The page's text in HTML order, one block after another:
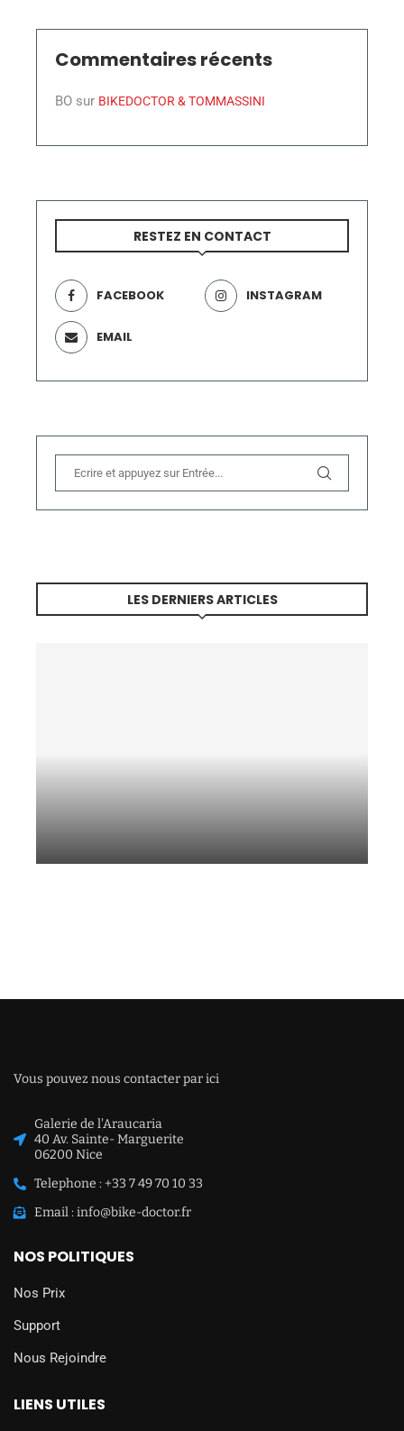
Commentaires récents
BO sur BIKEDOCTOR & TOMMASSINI
RESTEZ EN CONTACT
FACEBOOK INSTAGRAM
EMAIL
LES DERNIERS ARTICLES
Vous pouvez nous contacter par ici
Galerie de l'Araucaria
40 Av. Sainte- Marguerite
06200 Nice
Telephone : +33 7 49 70 10 33
Email : info@bike-doctor.fr
NOS POLITIQUES
Nos Prix
Support
Nous Rejoindre
LIENS UTILES